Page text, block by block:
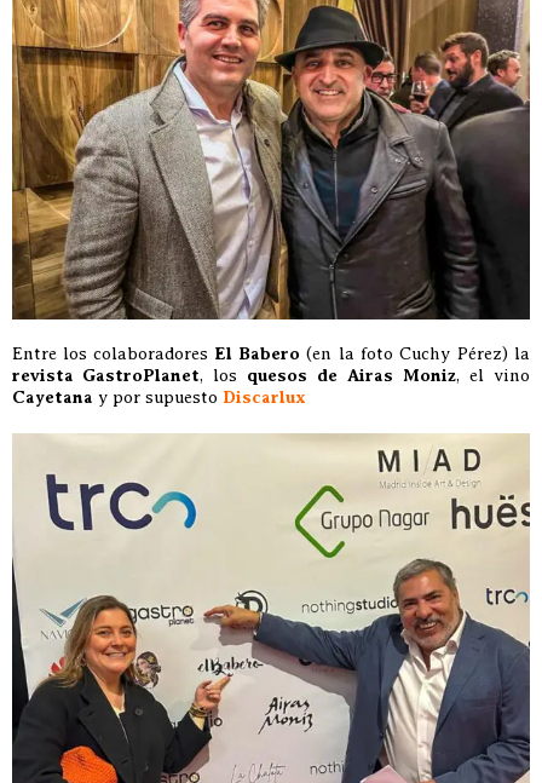
Entre los colaboradores El Babero (en la foto Cuchy Pérez) la
revista GastroPlanet, los quesos de Airas Moniz, el vino
Cayetana y por supuesto Discarlux